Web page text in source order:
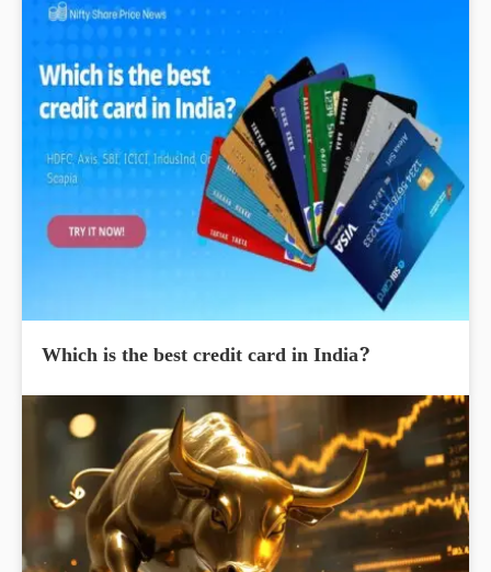
Which is the best credit card in India?